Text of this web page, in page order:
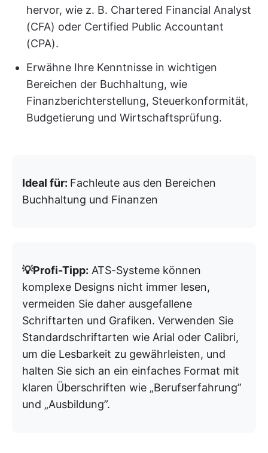
hervor, wie z. B. Chartered Financial Analyst
(CFA) oder Certified Public Accountant
(CPA).
Erwähne Ihre Kenntnisse in wichtigen
Bereichen der Buchhaltung, wie
Finanzberichterstellung, Steuerkonformität,
Budgetierung und Wirtschaftsprüfung.
Ideal für: Fachleute aus den Bereichen
Buchhaltung und Finanzen
💡Profi-Tipp: ATS-Systeme können
komplexe Designs nicht immer lesen,
vermeiden Sie daher ausgefallene
Schriftarten und Grafiken. Verwenden Sie
Standardschriftarten wie Arial oder Calibri,
um die Lesbarkeit zu gewährleisten, und
halten Sie sich an ein einfaches Format mit
klaren Überschriften wie „Berufserfahrung”
und „Ausbildung”.